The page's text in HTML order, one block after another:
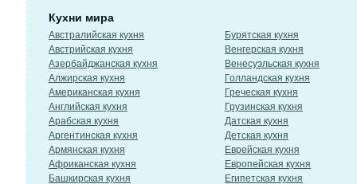
Кухни мира
Австралийская кухня
Австрийская кухня
Азербайджанская кухня
Алжирская кухня
Американская кухня
Английская кухня
Арабская кухня
Аргентинская кухня
Армянская кухня
Африканская кухня
Башкирская кухня
Бурятская кухня
Венгерская кухня
Венесуэльская кухня
Голландская кухня
Греческая кухня
Грузинская кухня
Датская кухня
Детская кухня
Еврейская кухня
Европейская кухня
Египетская кухня